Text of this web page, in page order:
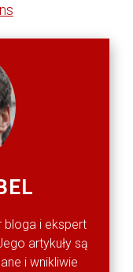
bloga i ekspert
artykuły są
i wnikliwie